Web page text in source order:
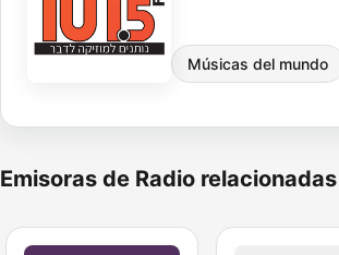
Músicas del mundo
Emisoras de Radio relacionadas